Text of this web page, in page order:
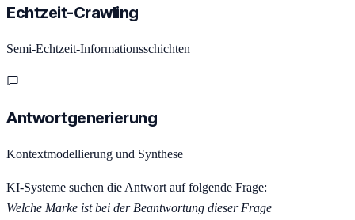
Echtzeit-Crawling
Semi-Echtzeit-Informationsschichten
Antwortgenerierung
Kontextmodellierung und Synthese
KI-Systeme suchen die Antwort auf folgende Frage:
Welche Marke ist bei der Beantwortung dieser Frage